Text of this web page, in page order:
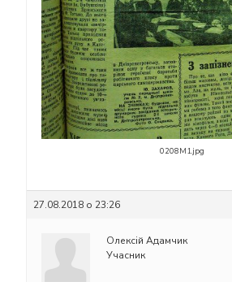
0208M1.jpg
27.08.2018 о 23:26
Олексій Адамчик
Учасник